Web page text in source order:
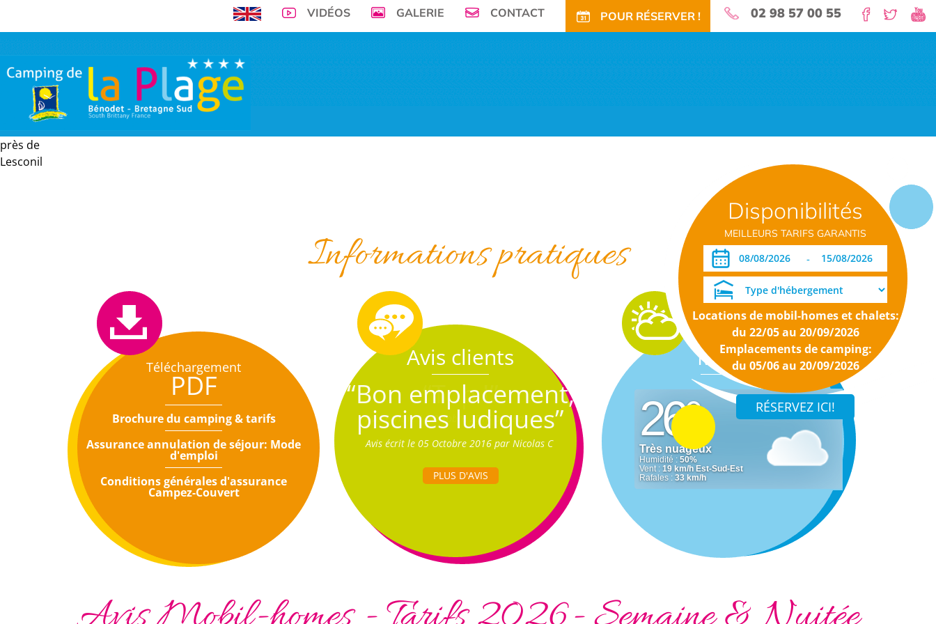
VIDÉOS GALERIE CONTACT POUR RÉSERVER ! 02 98 57 00 55
vous offre son petit paradis en pleine nature pour vos vacances!
TÉLÉCHARGEMENT PDF DATES OUVERTURE RÉSERVATION
Disponibilités
MEILLEURS TARIFS GARANTIS
-
Locations de mobil-homes et chalets:
du 22/05 au 20/09/2026
Emplacements de camping:
du 05/06 au 20/09/2026
près de
Lesconil
Informations pratiques
Téléchargement
PDF
Brochure du camping & tarifs
Assurance annulation de séjour: Mode
d'emploi
Conditions générales d'assurance
Campez-Couvert
Avis clients
“Bon emplacement,
piscines ludiques”
Avis écrit le 05 Octobre 2016 par Nicolas C
PLUS D'AVIS
Météo